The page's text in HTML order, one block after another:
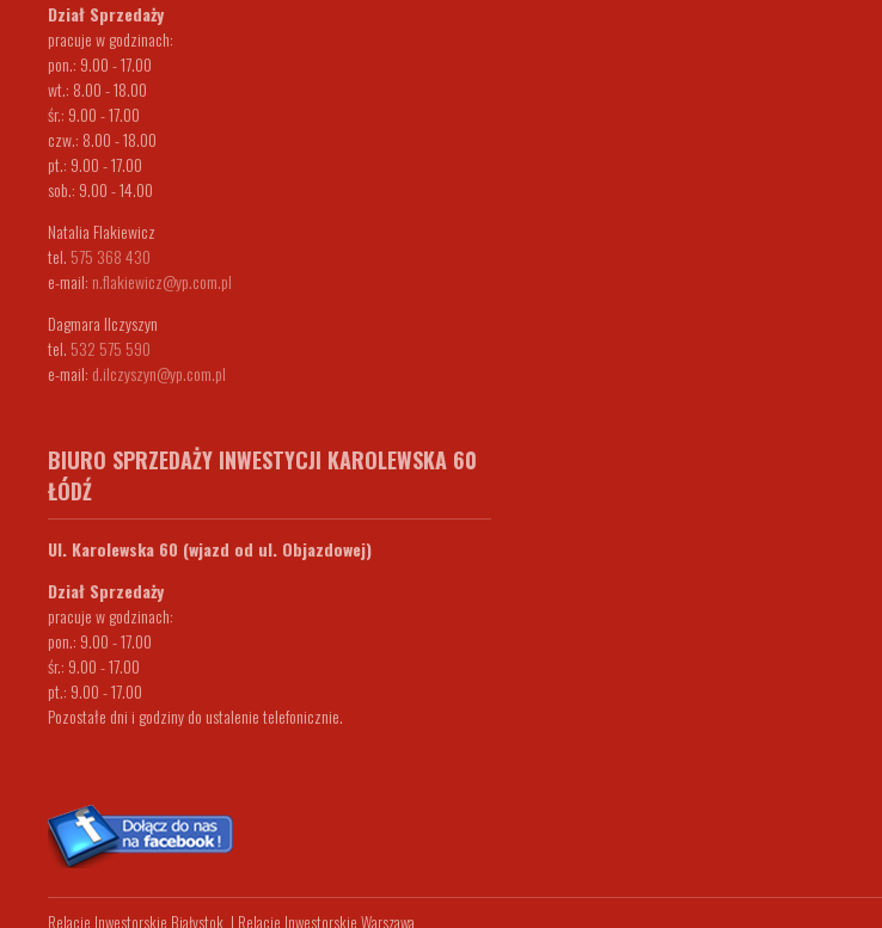
Dział Sprzedaży
pracuje w godzinach:
pon.: 9.00 - 17.00
wt.: 8.00 - 18.00
śr.: 9.00 - 17.00
czw.: 8.00 - 18.00
pt.: 9.00 - 17.00
sob.: 9.00 - 14.00
Natalia Flakiewicz
tel. 575 368 430
e-mail: n.flakiewicz@yp.com.pl
Dagmara Ilczyszyn
tel. 532 575 590
e-mail: d.ilczyszyn@yp.com.pl
BIURO SPRZEDAŻY INWESTYCJI KAROLEWSKA 60
ŁÓDŹ
Ul. Karolewska 60 (wjazd od ul. Objazdowej)
Dział Sprzedaży
pracuje w godzinach:
pon.: 9.00 - 17.00
śr.: 9.00 - 17.00
pt.: 9.00 - 17.00
Pozostałe dni i godziny do ustalenie telefonicznie.
Relacje Inwestorskie Białystok | Relacje Inwestorskie Warszawa